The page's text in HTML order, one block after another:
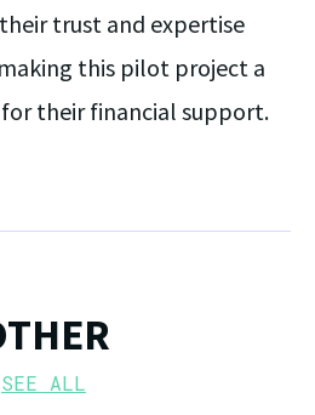
trust and expertise
this pilot project a
their financial support.
SEE ALL